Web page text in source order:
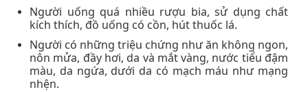
Người uống quá nhiều rượu bia, sử dụng chất
kích thích, đồ uống có cồn, hút thuốc lá.
Người có những triệu chứng như ăn không ngon,
nôn mửa, đầy hơi, da và mắt vàng, nước tiểu đậm
màu, da ngứa, dưới da có mạch máu như mạng
nhện.